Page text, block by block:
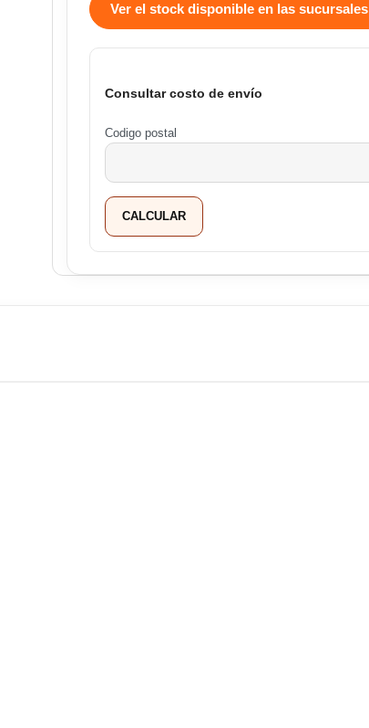
Ver el stock disponible en las sucursales
Consultar costo de envío
Codigo postal
CALCULAR